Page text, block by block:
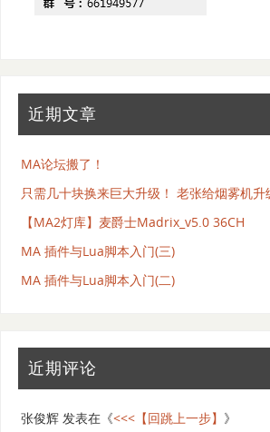
近期文章
MA论坛搬了！
只需几十块换来巨大升级！ 老张给烟雾机
【MA2灯库】麦爵士Madrix_v5.0 36CH
MA 插件与Lua脚本入门(三)
MA 插件与Lua脚本入门(二)
近期评论
张俊辉发表在《<<<【回跳上一步】 》